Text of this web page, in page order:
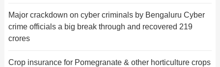
Major crackdown on cyber criminals by Bengaluru Cyber
crime officials a big break through and recovered 219
crores
Crop insurance for Pomegranate & other horticulture crops